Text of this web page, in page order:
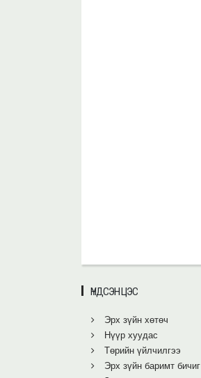
ҮНДСЭН ЦЭС
Эрх зүйн хөтөч
Нүүр хуудас
Төрийн үйлчилгээ
Эрх зүйн баримт бичиг